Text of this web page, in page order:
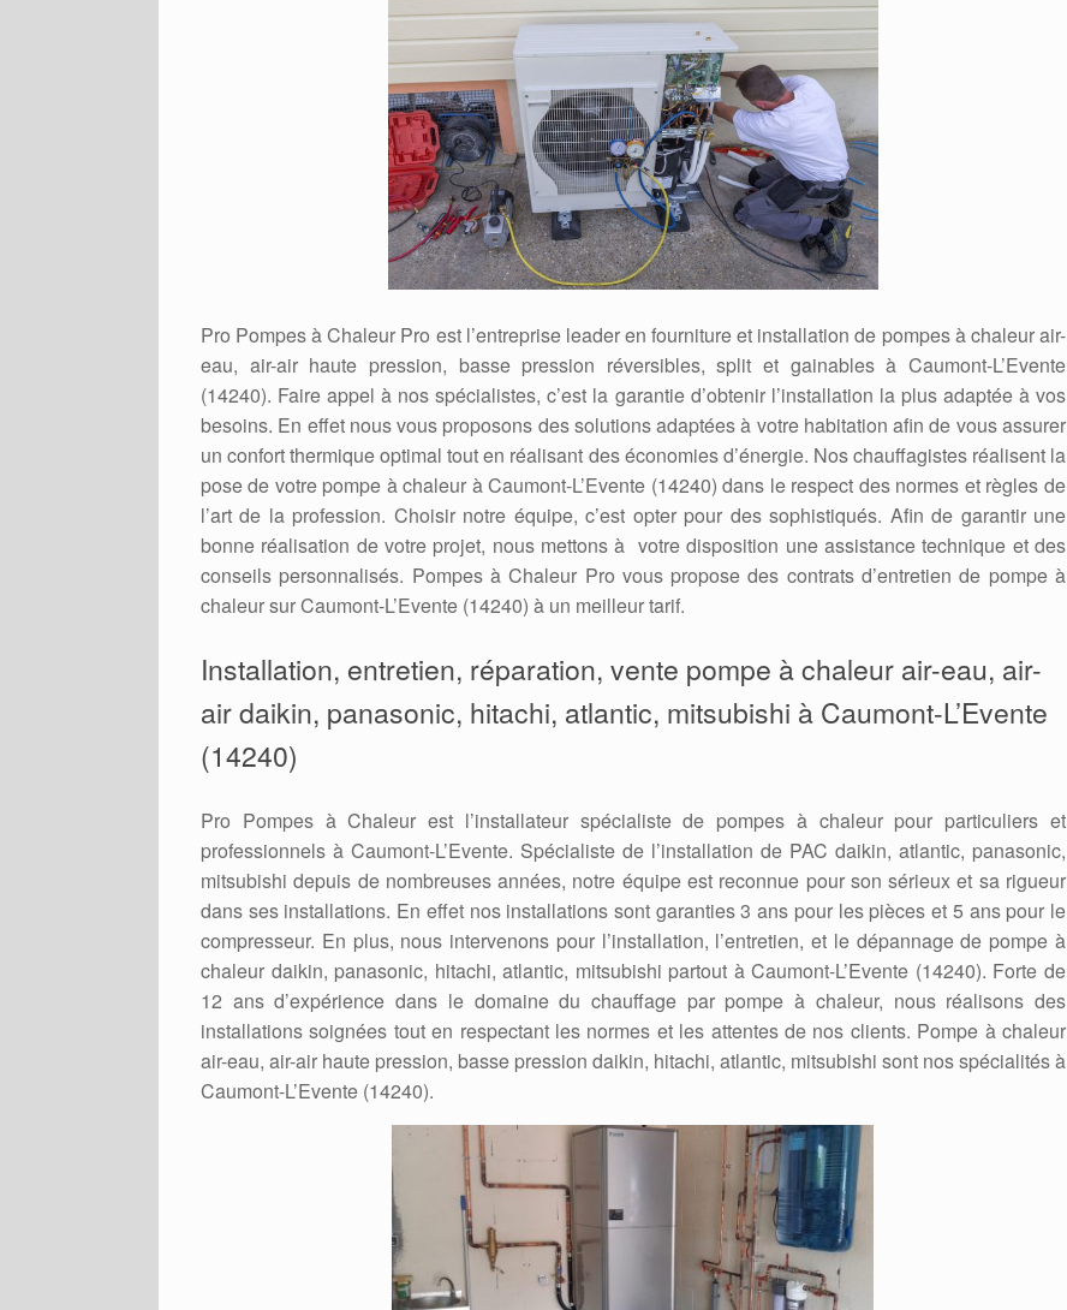
Pro Pompes à Chaleur Pro est l’entreprise leader en fourniture et installation de pompes à chaleur air-
eau, air-air haute pression, basse pression réversibles, split et gainables à Caumont-L’Evente
(14240). Faire appel à nos spécialistes, c’est la garantie d’obtenir l’installation la plus adaptée à vos
besoins. En effet nous vous proposons des solutions adaptées à votre habitation afin de vous assurer
un confort thermique optimal tout en réalisant des économies d’énergie. Nos chauffagistes réalisent la
pose de votre pompe à chaleur à Caumont-L’Evente (14240) dans le respect des normes et règles de
l’art de la profession. Choisir notre équipe, c’est opter pour des sophistiqués. Afin de garantir une
bonne réalisation de votre projet, nous mettons à votre disposition une assistance technique et des
conseils personnalisés. Pompes à Chaleur Pro vous propose des contrats d’entretien de pompe à
chaleur sur Caumont-L’Evente (14240) à un meilleur tarif.
Installation, entretien, réparation, vente pompe à chaleur air-eau, air-
air daikin, panasonic, hitachi, atlantic, mitsubishi à Caumont-L’Evente
(14240)
Pro Pompes à Chaleur est l’installateur spécialiste de pompes à chaleur pour particuliers et
professionnels à Caumont-L’Evente. Spécialiste de l’installation de PAC daikin, atlantic, panasonic,
mitsubishi depuis de nombreuses années, notre équipe est reconnue pour son sérieux et sa rigueur
dans ses installations. En effet nos installations sont garanties 3 ans pour les pièces et 5 ans pour le
compresseur. En plus, nous intervenons pour l’installation, l’entretien, et le dépannage de pompe à
chaleur daikin, panasonic, hitachi, atlantic, mitsubishi partout à Caumont-L’Evente (14240). Forte de
12 ans d’expérience dans le domaine du chauffage par pompe à chaleur, nous réalisons des
installations soignées tout en respectant les normes et les attentes de nos clients. Pompe à chaleur
air-eau, air-air haute pression, basse pression daikin, hitachi, atlantic, mitsubishi sont nos spécialités à
Caumont-L’Evente (14240).